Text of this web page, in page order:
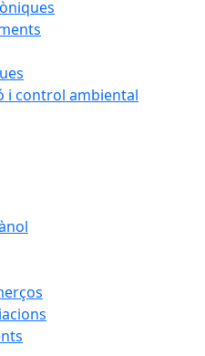
i control ambiental